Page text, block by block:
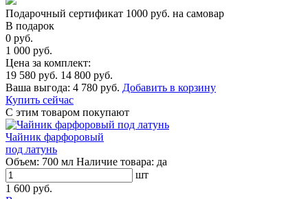
Подарочный сертификат 1000 руб. на самовар
В подарок
0 руб.
1 000 руб.
Цена за комплект:
19 580 руб. 14 800 руб.
Ваша выгода: 4 780 руб. Добавить в корзину
Купить сейчас
С этим товаром покупают
Чайник фарфоровый
под латунь
Объем: 700 мл Наличие товара: да
шт
1 600 руб.